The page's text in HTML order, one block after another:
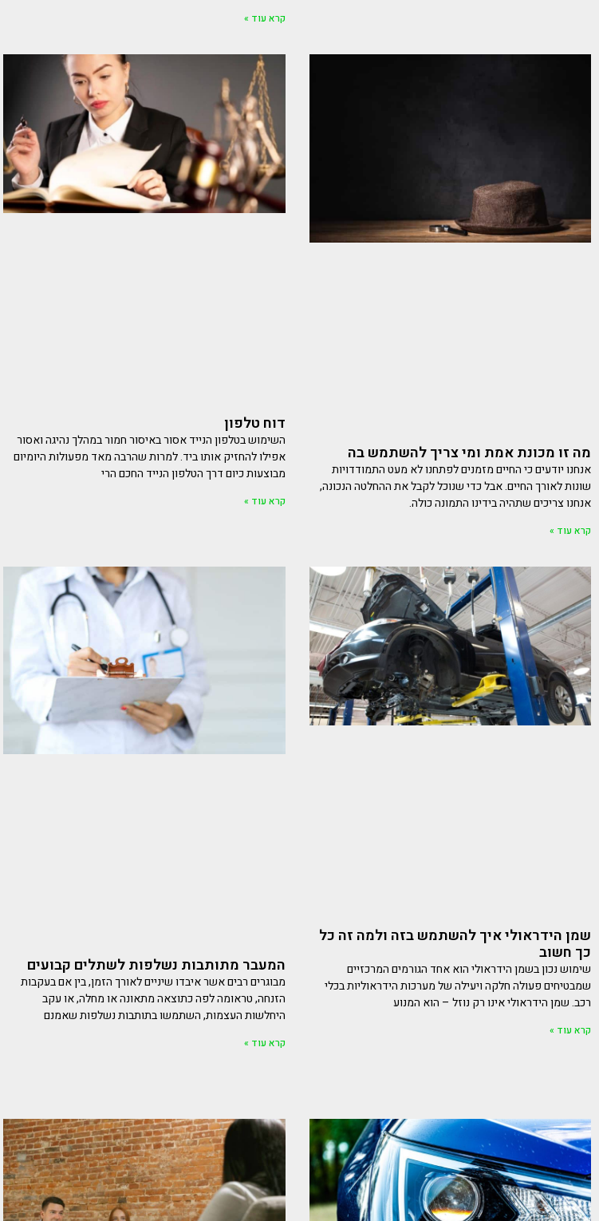
קרא עוד »
מה זו מכונת אמת ומי צריך להשתמש בה
אנחנו יודעים כי החיים מזמנים לפתחנו לא מעט התמודדויות
שונות לאורך החיים. אבל כדי שנוכל לקבל את ההחלטה הנכונה,
אנחנו צריכים שתהיה בידינו התמונה כולה.
קרא עוד »
דוח טלפון
השימוש בטלפון הנייד אסור באיסור חמור במהלך נהיגה ואסור
אפילו להחזיק אותו ביד. למרות שהרבה מאד מפעולות היומיום
מבוצעות כיום דרך הטלפון הנייד החכם הרי
קרא עוד »
שמן הידראולי איך להשתמש בזה ולמה זה כל
כך חשוב
שימוש נכון בשמן הידראולי הוא אחד הגורמים המרכזיים
שמבטיחים פעולה חלקה ויעילה של מערכות הידראוליות בכלי
רכב. שמן הידראולי אינו רק נוזל – הוא המנוע
קרא עוד »
המעבר מתותבות נשלפות לשתלים קבועים
מבוגרים רבים אשר איבדו שיניים לאורך הזמן, בין אם בעקבות
הזנחה, טראומה לפה כתוצאה מתאונה או מחלה, או עקב
היחלשות העצמות, השתמשו בתותבות נשלפות שאמנם
קרא עוד »